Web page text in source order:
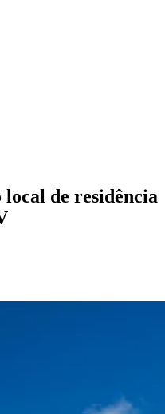
local de residência